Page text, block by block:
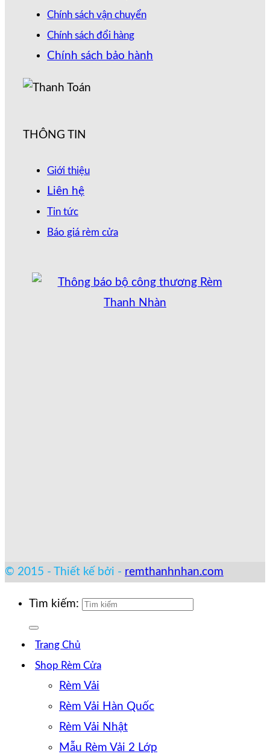
Chính sách vận chuyển
Chính sách đổi hàng
Chính sách bảo hành
THÔNG TIN
Giới thiệu
Liên hệ
Tin tức
Báo giá rèm cửa
© 2015 - Thiết kế bởi - remthanhnhan.com
Tìm kiếm:
Trang Chủ
Shop Rèm Cửa
Rèm Vải
Rèm Vải Hàn Quốc
Rèm Vải Nhật
Mẫu Rèm Vải 2 Lớp